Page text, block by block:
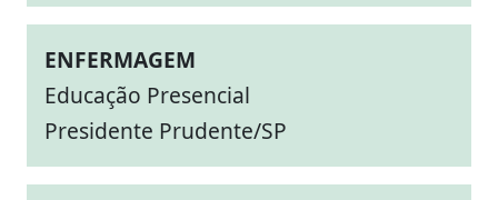
ENFERMAGEM
Educação Presencial
Presidente Prudente/SP